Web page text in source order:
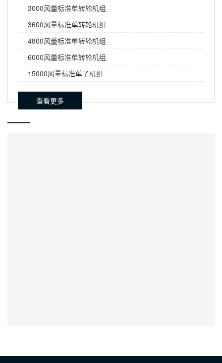
3000风量标准单转轮机组
3600风量标准单转轮机组
4800风量标准单转轮机组
6000风量标准单转轮机组
15000风量标准单了机组
查看更多